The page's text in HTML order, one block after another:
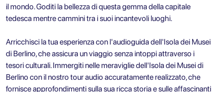
il mondo. Goditi la bellezza di questa gemma della capitale
tedesca mentre cammini tra i suoi incantevoli luoghi.
Arricchisci la tua esperienza con l'audioguida dell'Isola dei Musei
di Berlino, che assicura un viaggio senza intoppi attraverso i
tesori culturali. Immergiti nelle meraviglie dell'Isola dei Musei di
Berlino con il nostro tour audio accuratamente realizzato, che
fornisce approfondimenti sulla sua ricca storia e sulle affascinanti